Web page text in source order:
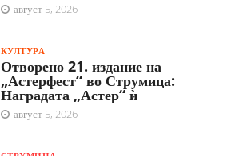
август 5, 2026
КУЛТУРА
Отворено 21. издание на
„Астерфест“ во Струмица:
Наградата „Астер“ ѝ
август 5, 2026